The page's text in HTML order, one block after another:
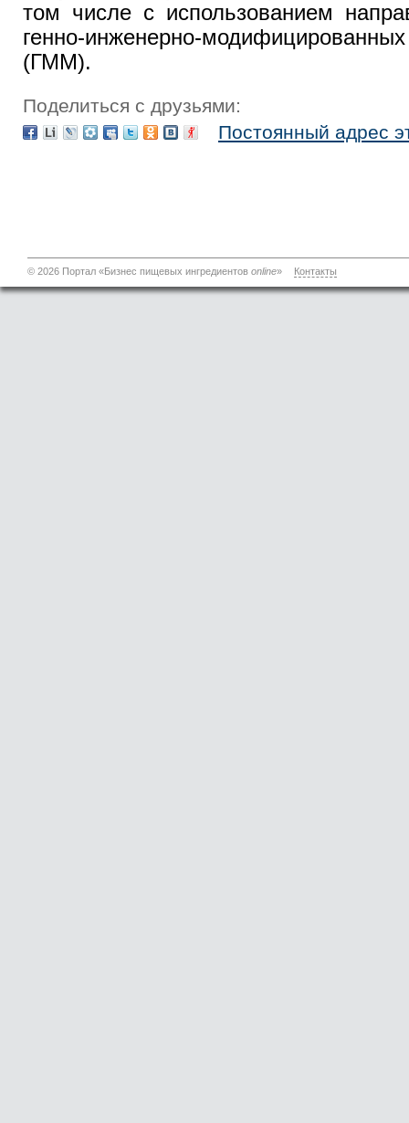
том числе с использованием
генно-инженерно-
(ГММ).
Поделиться с друзьями:
Постоянный адрес
© 2026 Портал «Бизнес пищевых ингредиентов online» Контакты